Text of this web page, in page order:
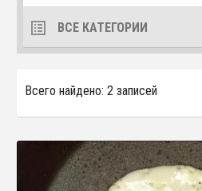
ВСЕ КАТЕГОРИИ
Всего найдено: 2 записей